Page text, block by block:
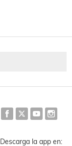
Descarga la app en: